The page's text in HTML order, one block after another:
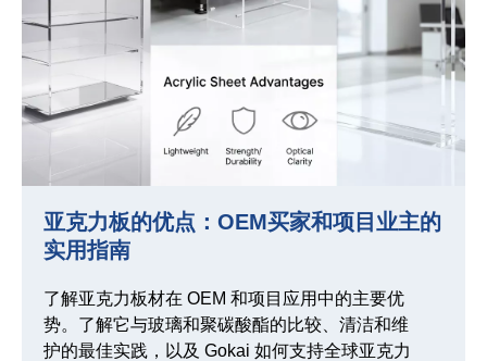
亚克力板的优点：OEM买家和项目业主的
实用指南
了解亚克力板材在 OEM 和项目应用中的主要优
势。了解它与玻璃和聚碳酸酯的比较、清洁和维
护的最佳实践，以及 Gokai 如何支持全球亚克力